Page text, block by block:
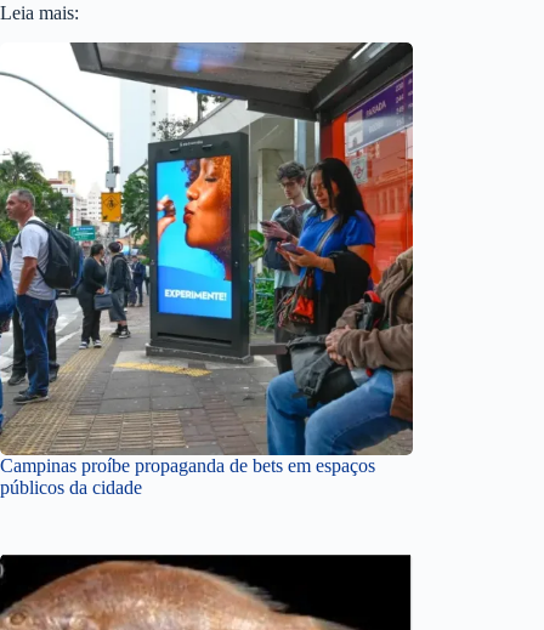
Leia mais:
Campinas proíbe propaganda de bets em espaços
públicos da cidade